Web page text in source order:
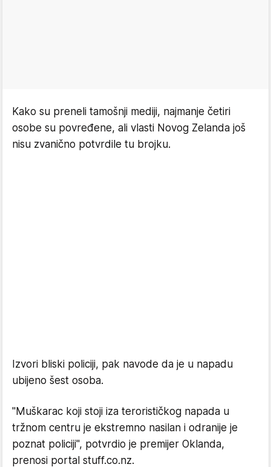
Kako su preneli tamošnji mediji, najmanje četiri
osobe su povređene, ali vlasti Novog Zelanda još
nisu zvanično potvrdile tu brojku.
Izvori bliski policiji, pak navode da je u napadu
ubijeno šest osoba.
"Muškarac koji stoji iza terorističkog napada u
tržnom centru je ekstremno nasilan i odranije je
poznat policiji", potvrdio je premijer Oklanda,
prenosi portal stuff.co.nz.